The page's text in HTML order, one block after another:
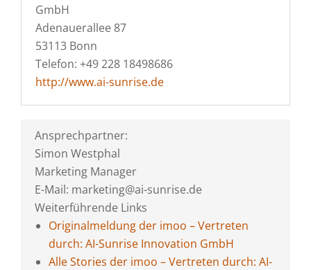
GmbH
Adenauerallee 87
53113 Bonn
Telefon: +49 228 18498686
http://www.ai-sunrise.de
Ansprechpartner:
Simon Westphal
Marketing Manager
E-Mail: marketing@ai-sunrise.de
Weiterführende Links
Originalmeldung der imoo – Vertreten
durch: AI-Sunrise Innovation GmbH
Alle Stories der imoo – Vertreten durch: AI-